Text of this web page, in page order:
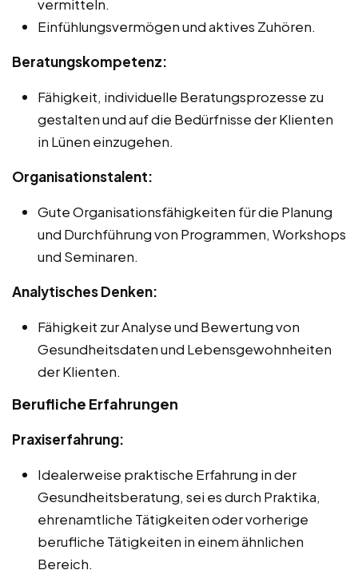
vermitteln.
Einfühlungsvermögen und aktives Zuhören.
Beratungskompetenz:
Fähigkeit, individuelle Beratungsprozesse zu
gestalten und auf die Bedürfnisse der Klienten
in Lünen einzugehen.
Organisationstalent:
Gute Organisationsfähigkeiten für die Planung
und Durchführung von Programmen, Workshops
und Seminaren.
Analytisches Denken:
Fähigkeit zur Analyse und Bewertung von
Gesundheitsdaten und Lebensgewohnheiten
der Klienten.
Berufliche Erfahrungen
Praxiserfahrung:
Idealerweise praktische Erfahrung in der
Gesundheitsberatung, sei es durch Praktika,
ehrenamtliche Tätigkeiten oder vorherige
berufliche Tätigkeiten in einem ähnlichen
Bereich.